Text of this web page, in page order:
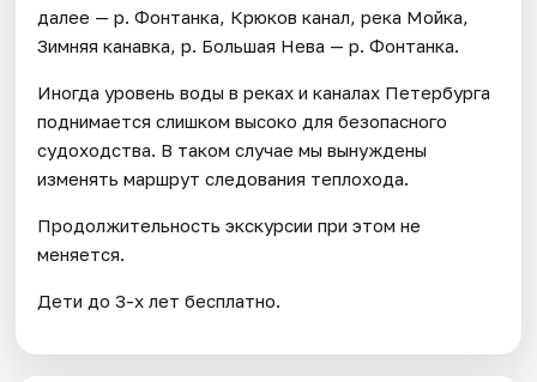
далее — р. Фонтанка, Крюков канал, река Мойка,
Зимняя канавка, р. Большая Нева — р. Фонтанка.
Иногда уровень воды в реках и каналах Петербурга
поднимается слишком высоко для безопасного
судоходства. В таком случае мы вынуждены
изменять маршрут следования теплохода.
Продолжительность экскурсии при этом не
меняется.
Дети до 3-х лет бесплатно.